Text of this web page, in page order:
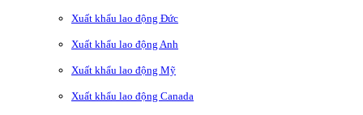
Xuất khẩu lao động Đức
Xuất khẩu lao động Anh
Xuất khẩu lao động Mỹ
Xuất khẩu lao động Canada